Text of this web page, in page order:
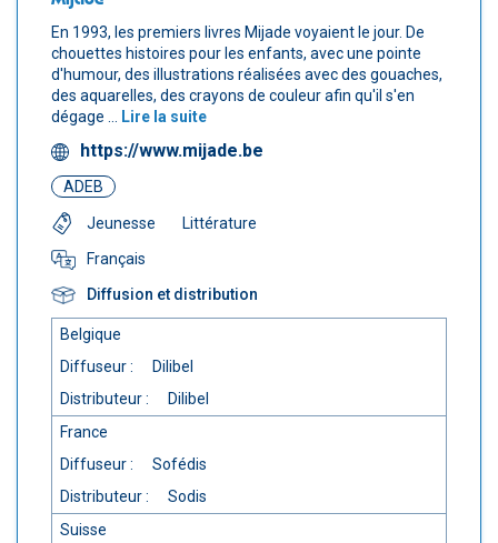
En 1993, les premiers livres Mijade voyaient le jour. De
chouettes histoires pour les enfants, avec une pointe
d'humour, des illustrations réalisées avec des gouaches,
des aquarelles, des crayons de couleur afin qu'il s'en
dégage ... Lire la suite
https://www.mijade.be
ADEB
Jeunesse
Littérature
Français
Diffusion et distribution
Belgique
Diffuseur :
Dilibel
Distributeur :
Dilibel
France
Diffuseur :
Sofédis
Distributeur :
Sodis
Suisse